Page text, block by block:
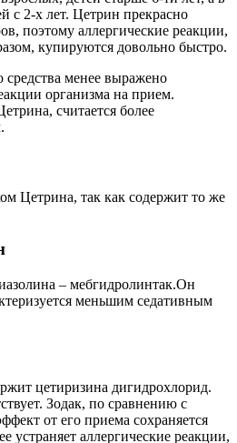
с 2-х лет. Цетрин прекрасно
поэтому аллергические реакции,
купируются довольно быстро.
средства менее выражено
организма на прием.
считается более
Цетрина, так как содержит то же
– мебгидролинтак.Он
меньшим седативным
цетиризина дигидрохлорид.
Зодак, по сравнению с
от его приема сохраняется
устраняет аллергические реакции,